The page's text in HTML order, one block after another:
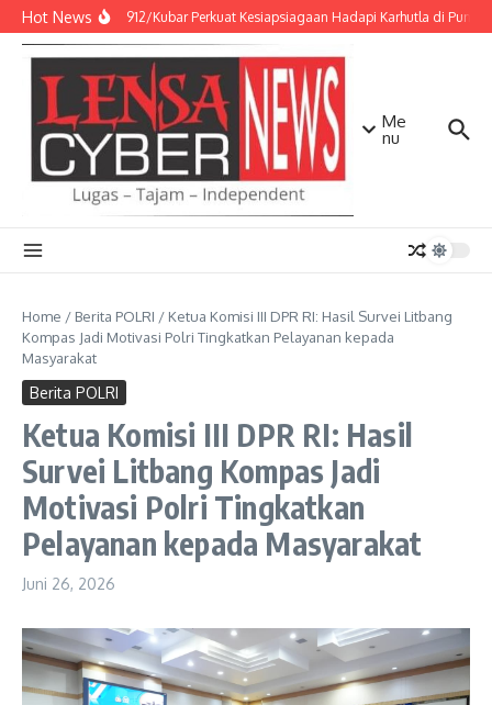
Lewati ke konten
Hot NewsKodim 0912/Kubar Perkuat Kesiapsiagaan Hadapi Karhutla di Puncak
Me
nu
Home / Berita POLRI / Ketua Komisi III DPR RI: Hasil Survei Litbang
Kompas Jadi Motivasi Polri Tingkatkan Pelayanan kepada
Masyarakat
Berita POLRI
Ketua Komisi III DPR RI: Hasil
Survei Litbang Kompas Jadi
Motivasi Polri Tingkatkan
Pelayanan kepada Masyarakat
Juni 26, 2026